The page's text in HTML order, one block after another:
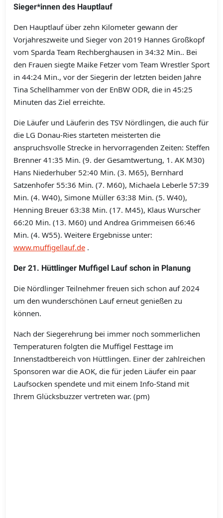
Sieger*innen des Hauptlauf
Den Hauptlauf über zehn Kilometer gewann der
Vorjahreszweite und Sieger von 2019 Hannes Großkopf
vom Sparda Team Rechberghausen in 34:32 Min.. Bei
den Frauen siegte Maike Fetzer vom Team Wrestler Sport
in 44:24 Min., vor der Siegerin der letzten beiden Jahre
Tina Schellhammer von der EnBW ODR, die in 45:25
Minuten das Ziel erreichte.
Die Läufer und Läuferin des TSV Nördlingen, die auch für
die LG Donau-Ries starteten meisterten die
anspruchsvolle Strecke in hervorragenden Zeiten: Steffen
Brenner 41:35 Min. (9. der Gesamtwertung, 1. AK M30)
Hans Niederhuber 52:40 Min. (3. M65), Bernhard
Satzenhofer 55:36 Min. (7. M60), Michaela Leberle 57:39
Min. (4. W40), Simone Müller 63:38 Min. (5. W40),
Henning Breuer 63:38 Min. (17. M45), Klaus Wurscher
66:20 Min. (13. M60) und Andrea Grimmeisen 66:46
Min. (4. W55). Weitere Ergebnisse unter:
www.muffigellauf.de .
Der 21. Hüttlinger Muffigel Lauf schon in Planung
Die Nördlinger Teilnehmer freuen sich schon auf 2024
um den wunderschönen Lauf erneut genießen zu
können.
Nach der Siegerehrung bei immer noch sommerlichen
Temperaturen folgten die Muffigel Festtage im
Innenstadtbereich von Hüttlingen. Einer der zahlreichen
Sponsoren war die AOK, die für jeden Läufer ein paar
Laufsocken spendete und mit einem Info-Stand mit
Ihrem Glücksbuzzer vertreten war. (pm)